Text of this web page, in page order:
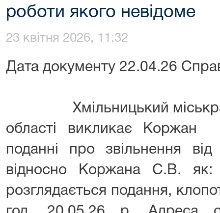
роботи якого невідоме
23 квітня 2026, 11:32
Дата документу 22.04.26
Хмільницький
області викликає Коржан
поданні про звільнення
відносно Коржана С.В. як:
розглядається подання,